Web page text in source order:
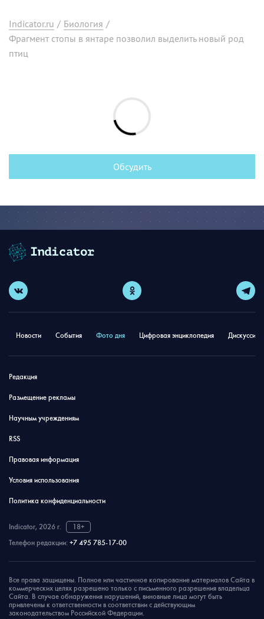
Indicator.ru / Биология /
Фрагмент стопы в янтаре позволил выделить новый род
птиц
Обсудить
Новости События Фото дня Цифровая энциклопедия
Редакция
Размещение рекламы
Научным учреждениям
RSS
Правовая информация
Условия использования
Политика конфиденциальности
Indicator, 2026 г.
18+
Телефон редакции: +7 495 785-17-00
Все права защищены. Полное или частичное копирование материалов Сайта в
коммерческих целях разрешено только с письменного разрешения владельца
Сайта. В случае обнаружения нарушений, виновные лица могут быть
привлечены к ответственности в соответствии с действующим
законодательством Российской Федерации.